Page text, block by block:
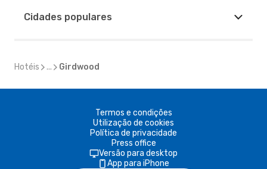
Cidades populares
Hotéis ... Girdwood
Termos e condições
Utilização de cookies
Política de privacidade
Press office
Versão para desktop
App para iPhone